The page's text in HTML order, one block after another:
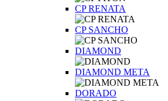
CP RENATA
CP SANCHO
DIAMOND
DIAMOND META
DORADO